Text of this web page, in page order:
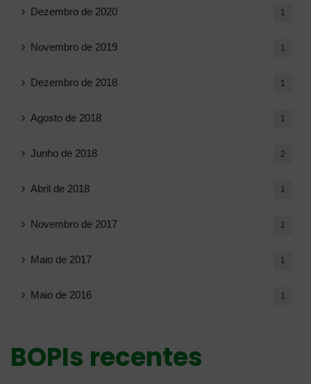
Dezembro de 2020 1
Novembro de 2019 1
Dezembro de 2018 1
Agosto de 2018 1
Junho de 2018 2
Abril de 2018 1
Novembro de 2017 1
Maio de 2017 1
Maio de 2016 1
BOPIs recentes